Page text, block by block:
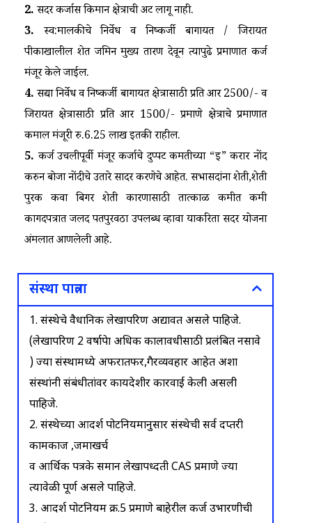
2.सदर कर्जास किमान क्षेत्राची अट लागू नाही.
3. स्व:मालकीचे निर्वेध व निष्कर्जी बागायत / जिरायत
पीकाखालील शेत जमिन मुख्य तारण देवून त्यापुढे प्रमाणात कर्ज
मंजूर केले जाईल.
4.सद्या निर्वेध व निष्कर्जी बागायत क्षेत्रासाठी प्रति आर 2500/- व
जिरायत क्षेत्रासाठी प्रति आर 1500/- प्रमाणे क्षेत्राचे प्रमाणात
कमाल मंजूरी रु.6.25 लाख इतकी राहील.
5. कर्ज उचलीपूर्वी मंजूर कर्जाचे दुप्पट किंमतीच्या “इ” करार नोंद
करुन बोजा नोंदीचे उतारे सादर करणेचे आहेत. सभासदांना शेती,शेती
पुरक किंवा बिगर शेती कारणासाठी तात्काळ कमीत कमी
कागदपत्रात जलद पतपुरवठा उपलब्ध व्हावा याकरिता सदर योजना
अंमलात आणलेली आहे.
संस्था पात्रता
1. संस्थेचे वैधानिक लेखापरिक्षण अद्यावत असले पाहिजे.
(लेखापरिक्षण 2 वर्षापेक्षा अधिक कालावधीसाठी प्रलंबित नसावे
) ज्या संस्थामध्ये अफरातफर,गैरव्यवहार आहेत अशा
संस्थांनी संबंधीतांवर कायदेशीर कारवाई केली असली
पाहिजे.
2. संस्थेच्या आदर्श पोटनियमानुसार संस्थेची सर्व दप्तरी
कामकाज ,जमाखर्च
व आर्थिक पत्रके समान लेखापध्दती CAS प्रमाणे ज्या
त्यावेळी पूर्ण असले पाहिजे.
3. आदर्श पोटनियम क्र.5 प्रमाणे बाहेरील कर्ज उभारणीची